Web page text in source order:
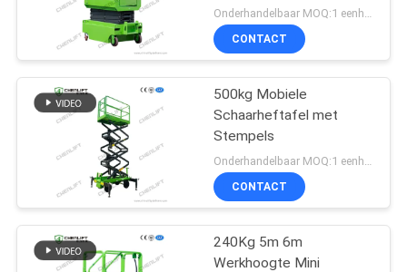
Duw Schaarheftafel
Voor Magazijn
CONTACT
500kg Mobiele
Schaarheftafel met
Stempels
CONTACT
240Kg 5m 6m
Werkhoogte Mini